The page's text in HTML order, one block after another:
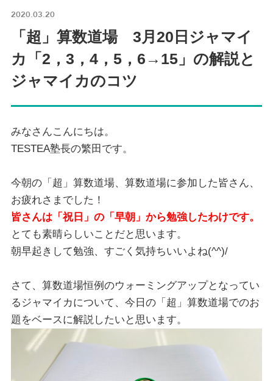
2020.03.20
「超」算数道場 3月20日ジャマイ
カ「2，3，4，5，6→15」の解説と
ジャマイカのコツ
みなさんこんにちは。
TESTEA塾長の繁田です。
今朝の「超」算数道場、算数道場に参加した皆さん、
お疲れさまでした！
皆さんは「祝日」の「早朝」から勉強したわけです。
とても素晴らしいことだと思います。
朝早起きして勉強、すごく気持ちいいよね(^^)/
さて、算数道場恒例のウォーミングアップとなってい
るジャマイカについて、今日の「超」算数道場でのお
題をベースに解説したいと思います。